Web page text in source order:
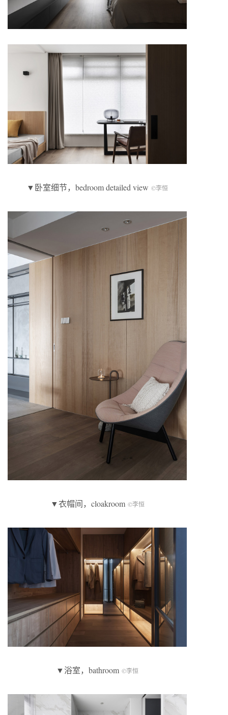
▼卧室细节，bedroom detailed view ©李恒
▼衣帽间，cloakroom ©李恒
▼浴室，bathroom ©李恒